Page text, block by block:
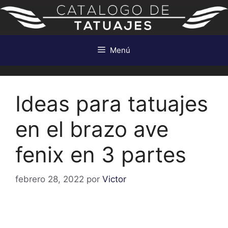
Saltar
contenido
Menú
Ideas para tatuajes
en el brazo ave
fenix en 3 partes
febrero 28, 2022 por Victor